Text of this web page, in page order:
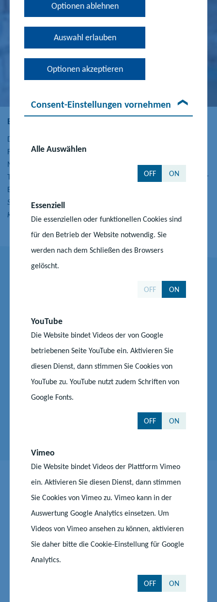
Optionen ablehnen
Auswahl erlauben
Optionen akzeptieren
Consent-Einstellungen vornehmen
Alle Auswählen
OFF ON
Essenziell
Die essenziellen oder funktionellen Cookies sind
für den Betrieb der Website notwendig. Sie
werden nach dem Schließen des Browsers
gelöscht.
OFF ON
YouTube
Die Website bindet Videos der von Google
betriebenen Seite YouTube ein. Aktivieren Sie
diesen Dienst, dann stimmen Sie Cookies von
YouTube zu. YouTube nutzt zudem Schriften von
Google Fonts.
OFF ON
Vimeo
Die Website bindet Videos der Plattform Vimeo
ein. Aktivieren Sie diesen Dienst, dann stimmen
Sie Cookies von Vimeo zu. Vimeo kann in der
Auswertung Google Analytics einsetzen. Um
Videos von Vimeo ansehen zu können, aktivieren
Sie daher bitte die Cookie-Einstellung für Google
Analytics.
OFF ON
Beitragsfreie Kita
Die Beitragsfreiheit bedeutet eine große Entlastung für die
Familien. Wir sind damit nach wie vor Vorreiter in Deutschland.
Mit diesen Regelungen hat das Land eine gleichberechtigte
Teilhabe aller Kinder geschaffen, unabhängig vom Verdienst der
Eltern.
Simone Oldenburg, Ministerin für Bildung und
Kindertagesförderung
Dr. Jacqueline Neumann
Referatsleiterin
Ministerium für Bildung und Kindertagesförderung
Telefon:0385 588 17410
Fragen und Antworten zur
beitragsfreien Kita
Was beinhaltet die Elternbeitragsfreiheit?
Ist die Elternbeitragsfreiheit befristet?